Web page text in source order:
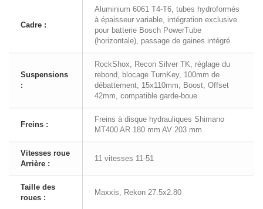
Cadre :
Aluminium 6061 T4-T6, tubes hydroformés
à épaisseur variable, intégration exclusive
pour batterie Bosch PowerTube
(horizontale), passage de gaines intégré
Suspensions
:
RockShox, Recon Silver TK, réglage du
rebond, blocage TurnKey, 100mm de
débattement, 15x110mm, Boost, Offset
42mm, compatible garde-boue
Freins :
Freins à disque hydrauliques Shimano
MT400 AR 180 mm AV 203 mm
Vitesses roue
Arrière :
11 vitesses 11-51
Taille des
roues :
Maxxis, Rekon 27.5x2.80